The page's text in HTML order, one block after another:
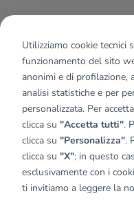
Utilizziamo cookie tecnici
funzionamento del sito
anonimi e di profilazione,
analisi statistiche e per
personalizzata. Per
clicca su "Accetta tutti".
clicca su "Personalizza".
clicca su "X"; in questo
esclusivamente con i
ti invitiamo a leggere la